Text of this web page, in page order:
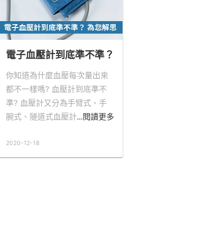
電子血壓計到底準不準？
你知道為什麼血壓每次量出來
都不一樣嗎? 血壓計到底準不
準? 血壓計又分為手臂式、手
腕式、隧道式血壓計...閱讀更多
2020-12-18